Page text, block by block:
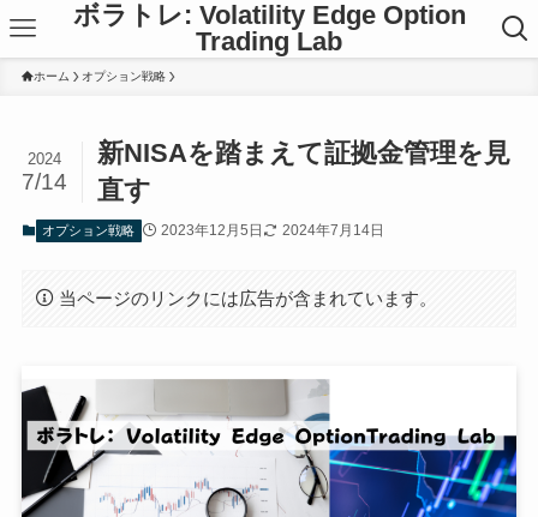
ボラトレ: Volatility Edge Option
Trading Lab
ホーム オプション戦略
新NISAを踏まえて証拠金管理を見
直す
2024
7/14
オプション戦略 2023年12月5日 2024年7月14日
当ページのリンクには広告が含まれています。